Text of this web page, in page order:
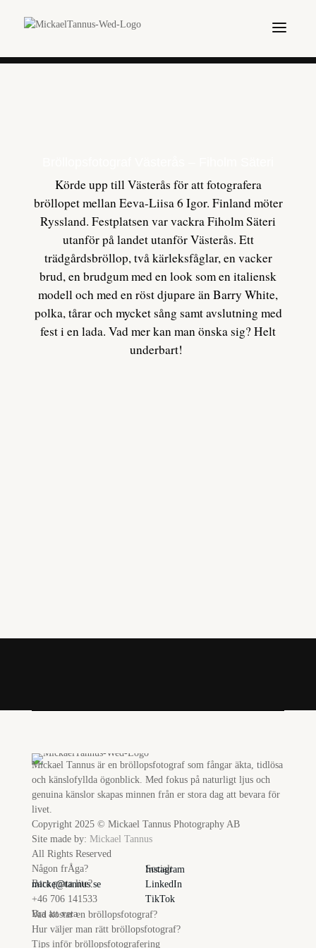
Körde upp till Västerås för att fotografera
bröllopet mellan Eeva-Liisa 6 Igor. Finland möter
Ryssland. Festplatsen var vackra Fiholm Säteri
utanför på landet utanför Västerås. Ett
trädgårdsbröllop, två kärleksfåglar, en vacker
brud, en brudgum med en look som en italiensk
modell och med en röst djupare än Barry White,
polka, tårar och mycket sång samt avslutning med
fest i en lada. Vad mer kan man önska sig? Helt
underbart!
Mickael Tannus är en bröllopsfotograf som fångar äkta, tidlösa
och känslofyllda ögonblick. Med fokus på naturligt ljus och
genuina känslor skapas minnen från er stora dag att bevara för
livet.
Copyright 2025 © Mickael Tannus Photography AB
Site made by: Mickael Tannus
All Rights Reserved
Någon frÅga?
Bara prata lite?
micke@tannus.se
+46 706 141533
Socialt
Instagram
LinkedIn
TikTok
Bra att veta
Vad kostar en bröllopsfotograf?
Hur väljer man rätt bröllopsfotograf?
Tips inför bröllopsfotografering